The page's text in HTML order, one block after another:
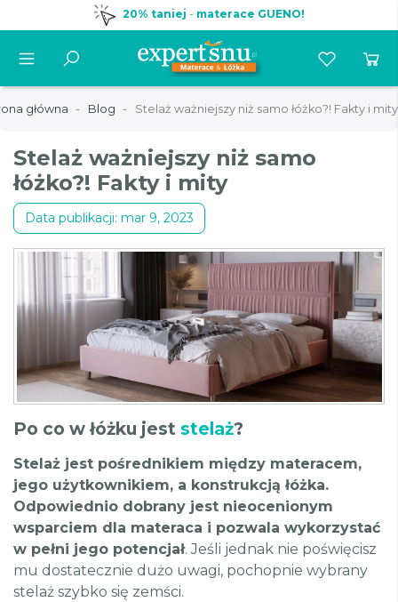
20% taniej - materace GUENO!
główna Blog Stelaż ważniejszy niż samo łóżko?! Fakty i mity
Stelaż ważniejszy niż samo
łóżko?! Fakty i mity
Data publikacji: mar 9, 2023
Po co w łóżku jest stelaż?
Stelaż jest pośrednikiem między materacem,
jego użytkownikiem, a konstrukcją łóżka.
Odpowiednio dobrany jest nieocenionym
wsparciem dla materaca i pozwala wykorzystać
w pełni jego potencjał. Jeśli jednak nie poświęcisz
mu dostatecznie dużo uwagi, pochopnie wybrany
stelaż szybko się zemści.